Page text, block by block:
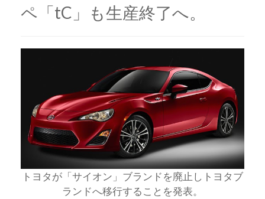
ペ「tC」も生産終了へ。
トヨタが「サイオン」ブランドを廃止しトヨタブ
ランドへ移行することを発表。